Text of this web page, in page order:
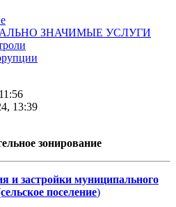
ЗНАЧИМЫЕ УСЛУГИ
13:39
зонирование
и застройки муниципального
поселение)